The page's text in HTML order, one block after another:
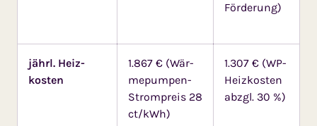
Förderung)
jährl. Heiz­
kosten
1.867 € (Wär­
me­pumpen-
Strom­preis 28
ct/kWh)
1.307 € (WP-
Heiz­kosten
abzgl. 30 %)